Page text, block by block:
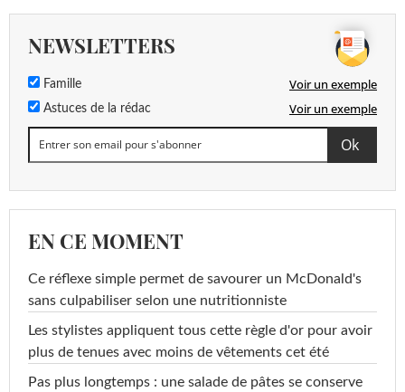
NEWSLETTERS
Famille Voir un exemple
Astuces de la rédac Voir un exemple
EN CE MOMENT
Ce réflexe simple permet de savourer un McDonald's
sans culpabiliser selon une nutritionniste
Les stylistes appliquent tous cette règle d'or pour avoir
plus de tenues avec moins de vêtements cet été
Pas plus longtemps : une salade de pâtes se conserve